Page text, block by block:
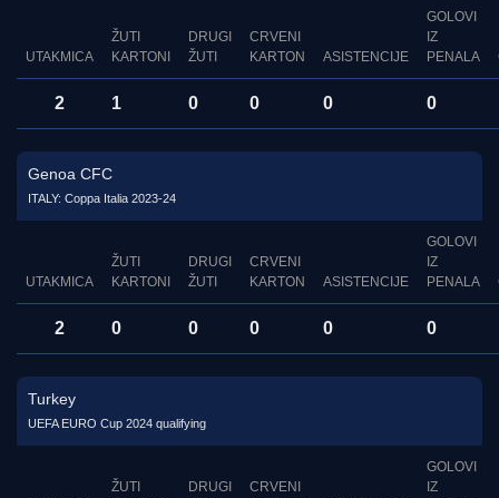
UTAKMICA
ŽUTI
KARTONI
DRUGI
ŽUTI
CRVENI
KARTON
ASISTENCIJE
GOLOVI
IZ
PENALA
2 1 0 0 0 0
Genoa CFC
ITALY: Coppa Italia 2023-24
UTAKMICA
ŽUTI
KARTONI
DRUGI
ŽUTI
CRVENI
KARTON
ASISTENCIJE
GOLOVI
IZ
PENALA
2 0 0 0 0 0
Turkey
UEFA EURO Cup 2024 qualifying
ŽUTI
DRUGI
CRVENI
GOLOVI
IZ